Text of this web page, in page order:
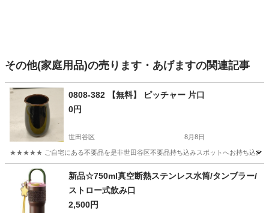
その他(家庭用品)の売ります・あげますの関連記事
0808-382 【無料】 ピッチャー 片口
0円
世田谷区 8月8日
★★★★★ ご自宅にある不要品を是非世田谷区不要品持ち込みスポットへお持ち込みし
世田谷区 食器 片口
新品☆750ml真空断熱ステンレス水筒/タンブラー/
ストロー式飲み口
2,500円